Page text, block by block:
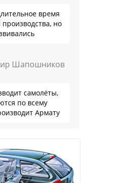
время
но
Шапошников
самолёты,
по всему
Армату